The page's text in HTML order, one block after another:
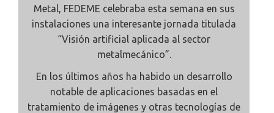
Metal, FEDEME celebraba esta semana en sus
instalaciones una interesante jornada titulada
“Visión artificial aplicada al sector
metalmecánico”.
En los últimos años ha habido un desarrollo
notable de aplicaciones basadas en el
tratamiento de imágenes y otras tecnologías de